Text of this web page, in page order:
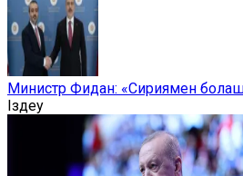
Министр Фидан: «Сириямен
Іздеу